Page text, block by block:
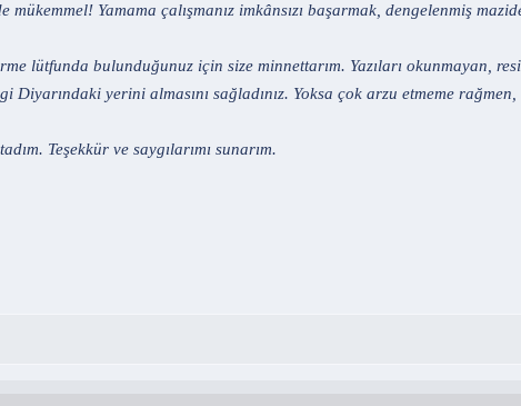
mükemmel! Yamama çalışmanız imkânsızı başarmak, dengelenmiş
lütfunda bulunduğunuz için size minnettarım. Yazıları okunmayan,
Diyarındaki yerini almasını sağladınız. Yoksa çok arzu etmeme
Teşekkür ve saygılarımı sunarım.